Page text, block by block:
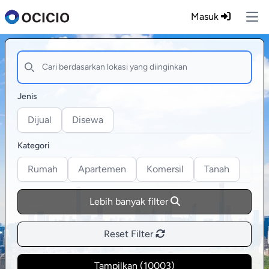
Masuk
Jenis
Dijual Disewa
Kategori
Rumah Apartemen Komersil Tanah
Lebih banyak filter
Reset Filter
Tampilkan (10003)